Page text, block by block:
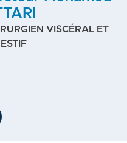
VISCÉRAL ET